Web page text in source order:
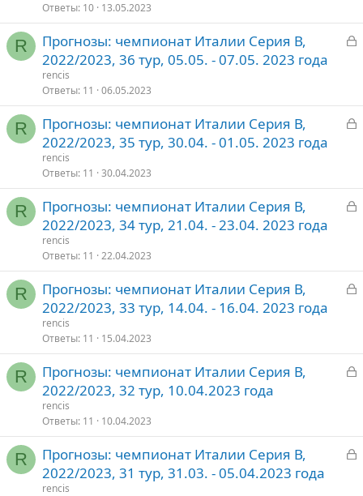
т
Ответы 10 13.05.2023
R
З
т
Прогнозы: чемпионат Италии Серия В,
2022/2023, 36 тур, 05.05. - 07.05. 2023 года
rencis
Ответы 11 06.05.2023
R
З
т
Прогнозы: чемпионат Италии Серия В,
2022/2023, 35 тур, 30.04. - 01.05. 2023 года
rencis
Ответы 11 30.04.2023
R
З
т
Прогнозы: чемпионат Италии Серия В,
2022/2023, 34 тур, 21.04. - 23.04. 2023 года
rencis
Ответы 11 22.04.2023
R
З
т
Прогнозы: чемпионат Италии Серия В,
2022/2023, 33 тур, 14.04. - 16.04. 2023 года
rencis
Ответы 11 15.04.2023
R
З
т
Прогнозы: чемпионат Италии Серия В,
2022/2023, 32 тур, 10.04.2023 года
rencis
Ответы 11 10.04.2023
R
З
Прогнозы: чемпионат Италии Серия В,
2022/2023, 31 тур, 31.03. - 05.04.2023 года
rencis